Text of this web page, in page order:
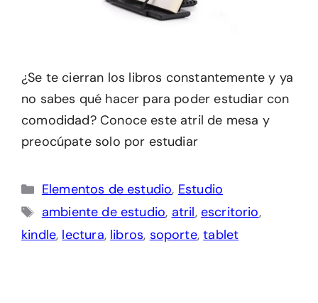
¿Se te cierran los libros constantemente y ya
no sabes qué hacer para poder estudiar con
comodidad? Conoce este atril de mesa y
preocúpate solo por estudiar
Categorías
Elementos de estudio, Estudio
Etiquetas
ambiente de estudio, atril, escritorio,
kindle, lectura, libros, soporte,tablet